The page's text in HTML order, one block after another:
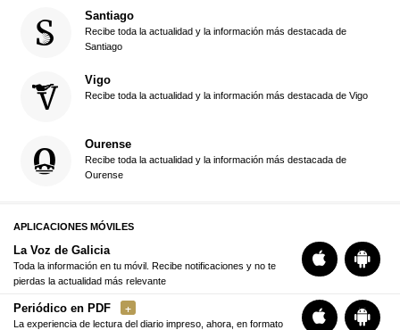
Santiago
Recibe toda la actualidad y la información más destacada de
Santiago
Vigo
Recibe toda la actualidad y la información más destacada de Vigo
Ourense
Recibe toda la actualidad y la información más destacada de
Ourense
APLICACIONES MÓVILES
La Voz de Galicia
Toda la información en tu móvil. Recibe notificaciones y no te
pierdas la actualidad más relevante
Periódico en PDF
La experiencia de lectura del diario impreso, ahora, en formato